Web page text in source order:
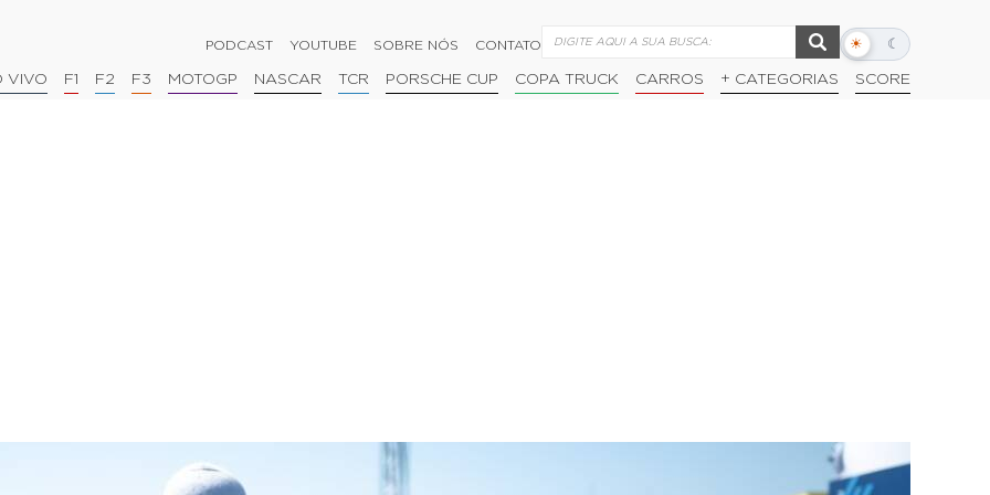
PODCAST YOUTUBE SOBRE NÓS CONTATO ☀ ☾
Alternar
escuro
VIVO F1 F2 F3 MOTOGP NASCAR TCR PORSCHE CUP COPA TRUCK CARROS + CATEGORIAS SCORE